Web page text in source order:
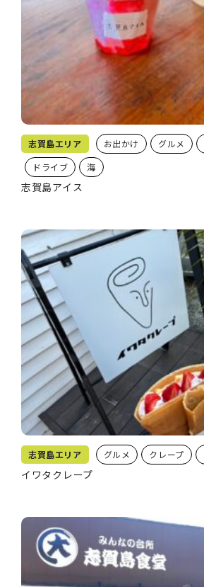
志賀島エリア お出かけ グルメ
ドライブ
海
志賀島アイス
志賀島エリア グルメ クレープ
イワタクレープ